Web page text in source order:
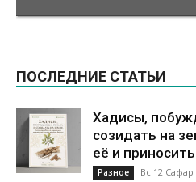
ПОСЛЕДНИЕ СТАТЬИ
Хадисы,
созидать на
её и
Разное Вс 12 Сафар